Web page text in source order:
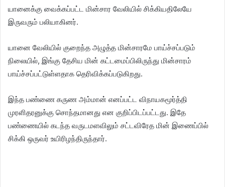
யானைக்கு வைக்கப்பட்ட மின்சார வேலியில் சிக்கியதிலேயே
இருவரும் பலியாகினர்.
யானை வேலியில் குறைந்த அழுத்த மின்சாரமே பாய்ச்சப்படும்
நிலையில், இங்கு தேசிய மின் கட்டமைப்பிலிருந்து மின்சாரம்
பாய்ச்சப்பட்டுள்ளதாக தெரிவிக்கப்படுகிறது.
இந்த பண்ணை கருண அம்மான் எனப்பட்ட விநாயகமூர்த்தி
முரளிதரனுக்கு சொந்தமானது என குறிப்பிடப்பட்டது. இதே
பண்ணையில் கடந்த வருடமளவிலும் சட்டவிரேத மின் இணைப்பில்
சிக்கி ஒருவர் உயிரிழந்திருந்தார்.